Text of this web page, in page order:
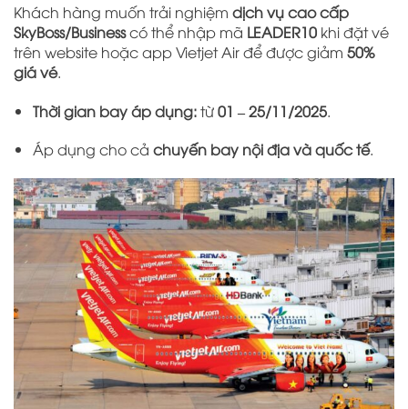
Khách hàng muốn trải nghiệm dịch vụ cao cấp
SkyBoss/Businesscó thể nhập mã LEADER10 khi đặt vé
trên website hoặc app Vietjet Air để được giảm 50%
giá vé.
Thời gian bay áp dụng:từ01 – 25/11/2025.
Áp dụng cho cả chuyến bay nội địa và quốc tế.